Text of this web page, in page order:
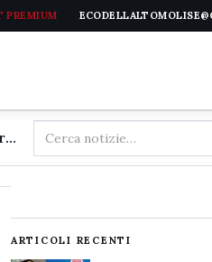
PREMIUM
Arma dei Carabinieri in lutto: se n'è andato troppo presto il luogotenente carica speciale Tommaso Stracqualursi
Cerca
nel
ARTICOLI RECENTI